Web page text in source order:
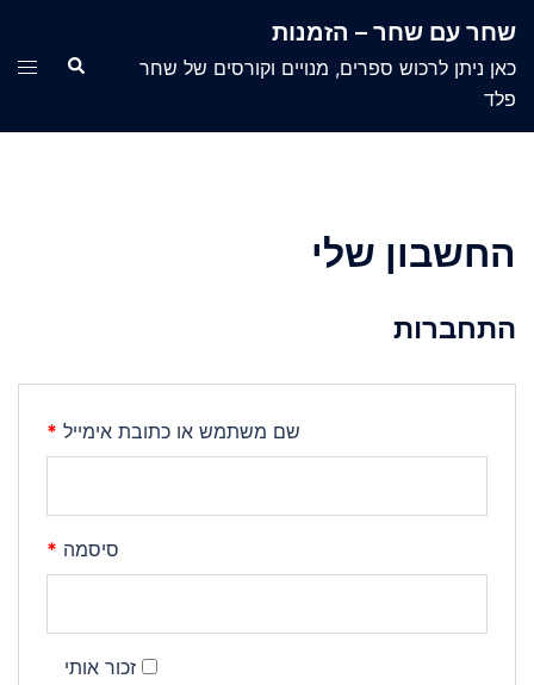
content
שחר עם שחר – הזמנות
כאן ניתן לרכוש ספרים, מנויים וקורסים של שחר
פלד
Search
החשבון שלי
התחברות
שם משתמש או כתובת אימייל *
סיסמה *
זכור אותי